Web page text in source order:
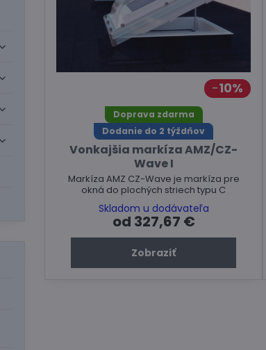
10%
Doprava zdarma
Dodanie do 2 týždňov
Vonkajšia markíza AMZ/CZ-
Wave I
Markíza AMZ CZ-Wave je markíza pre
okná do plochých striech typu C
Skladom u dodávateľa
od 327,67 €
Zobraziť